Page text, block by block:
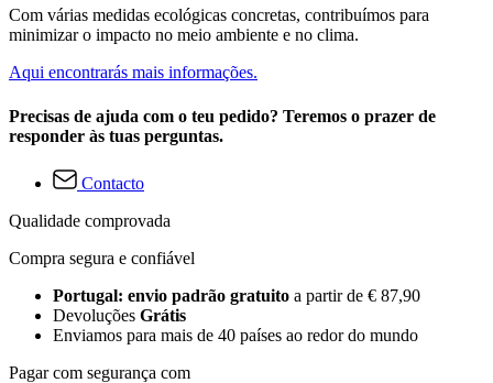
Com várias medidas ecológicas concretas, contribuímos para
minimizar o impacto no meio ambiente e no clima.
Aqui encontrarás mais informações.
Precisas de ajuda com o teu pedido? Teremos o prazer de
responder às tuas perguntas.
Contacto
Qualidade comprovada
Compra segura e confiável
Portugal: envio padrão gratuito a partir de € 87,90
Devoluções Grátis
Enviamos para mais de 40 países ao redor do mundo
Pagar com segurança com